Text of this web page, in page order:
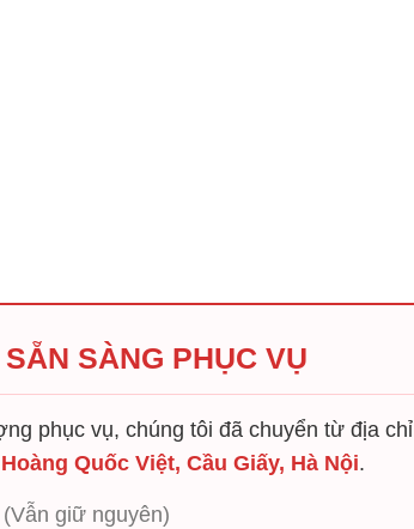
SÀNG PHỤC VỤ
phục vụ, chúng tôi đã chuyển từ địa
Quốc Việt, Cầu Giấy, Hà Nội.
(Vẫn giữ nguyên)